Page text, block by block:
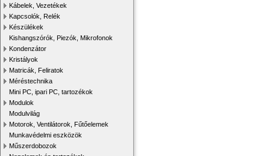
Kábelek, Vezetékek
Kapcsolók, Relék
Készülékek
Kishangszórók, Piezók, Mikrofonok
Kondenzátor
Kristályok
Matricák, Feliratok
Méréstechnika
Mini PC, ipari PC, tartozékok
Modulok
Modulvilág
Motorok, Ventilátorok, Fűtőelemek
Munkavédelmi eszközök
Műszerdobozok